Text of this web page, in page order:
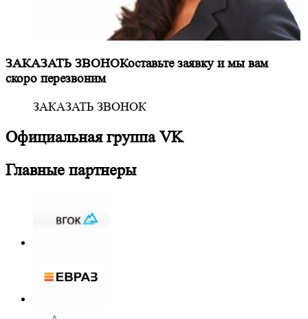
ЗАКАЗАТЬ ЗВОНОКоставьте заявку и мы вам
скоро перезвоним
ЗАКАЗАТЬ ЗВОНОК
Официальнаягруппа VK
Главные партнеры